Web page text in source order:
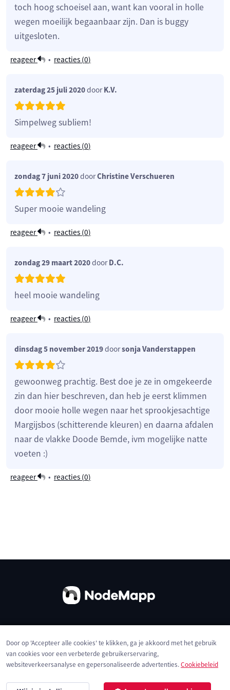
toch hoog schoeisel aan, want kan vooral in holle
wegen moeilijk begaanbaar zijn. Dan is buggy
uitgesloten.
reageer • reacties (0)
zaterdag 25 juli 2020doorK.V.
Simpelweg subliem!
reageer • reacties (0)
zondag 7 juni 2020doorChristine Verschueren
Super mooie wandeling
reageer • reacties (0)
zondag 29 maart 2020doorD.C.
heel mooie wandeling
reageer • reacties (0)
dinsdag 5 november 2019doorsonja Vanderstappen
gewoonweg prachtig. Best doe je ze in omgekeerde
zin dan hier beschreven, dan heb je eerst klimmen
door mooie holle wegen naar het sprookjesachtige
Margijsbos (schitterende kleuren) en daarna afdalen
naar de vlakke Doode Bemde, ivm mogelijke natte
voeten :)
reageer • reacties (0)
Privacybeleid Cookies
Door op 'Accepteer alle cookies' te klikken, ga je akkoord met het gebruik
van cookies voor een verbeterde gebruikerservaring,
websiteverkeersanalyse en gepersonaliseerde advertenties.Cookiebeleid